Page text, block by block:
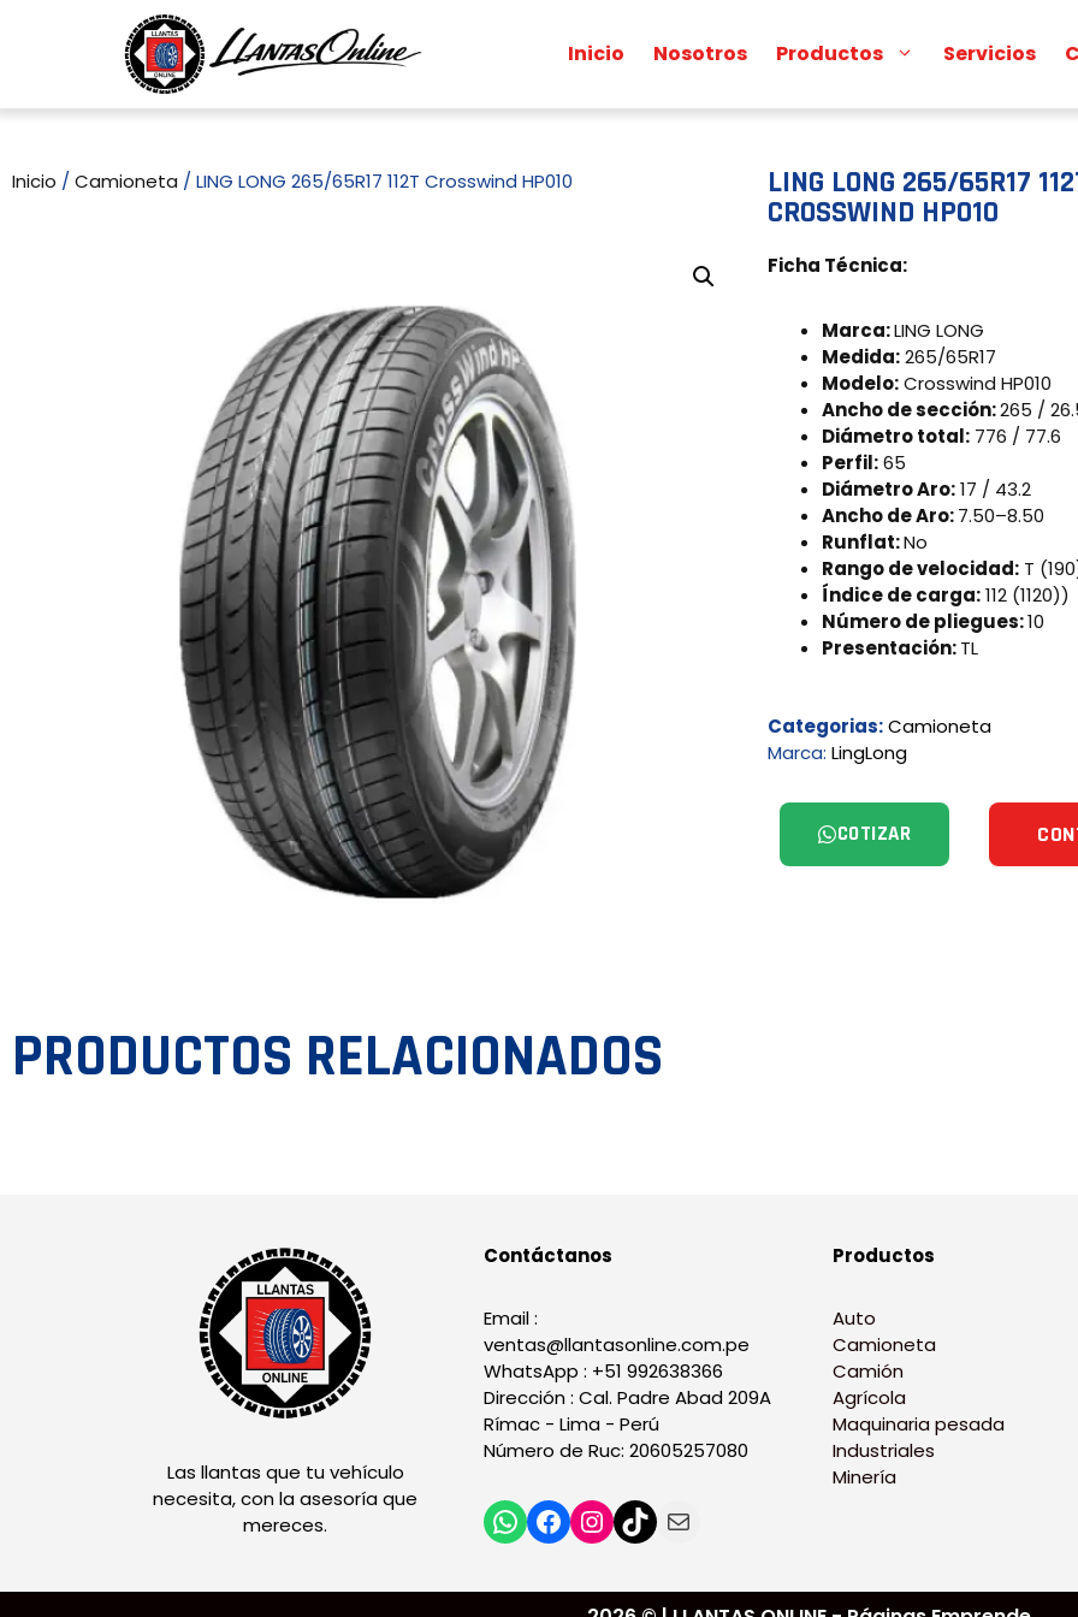
Inicio Nosotros Productos Servicios
Inicio / Camioneta / LING LONG 265/65R17 112T Crosswind HP010 LING LONG 265/65R17
CROSSWIND HP010
Ficha Técnica:
Marca:LING LONG
Medida:265/65R17
Modelo:Crosswind HP010
Ancho de sección:265 /
Diámetro total: 776 / 77.6
Perfil:65
Diámetro Aro:17 / 43.2
Ancho de Aro:7.50–8.50
Runflat:No
Rango de velocidad: T
Índice de carga:112 (1120))
Número de pliegues:10
Presentación:TL
Categorias:Camioneta
Marca:LingLong
COTIZAR
PRODUCTOS RELACIONADOS
Las llantas que tu vehículo
necesita, con la asesoría que
mereces.
Contáctanos
Email :
ventas@llantasonline.com.pe
WhatsApp : +51 992638366
Dirección : Cal. Padre Abad 209A
Rímac - Lima - Perú
Número de Ruc: 20605257080
Productos
Auto
Camioneta
Camión
Agrícola
Maquinaria pesada
Industriales
Minería